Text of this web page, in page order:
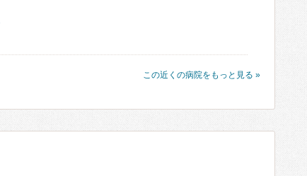
この近くの病院をもっと見る »